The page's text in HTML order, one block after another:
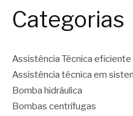
Categorias
Assistência Técnica eficiente
Assistência técnica em
Bomba hidráulica
Bombas centrífugas